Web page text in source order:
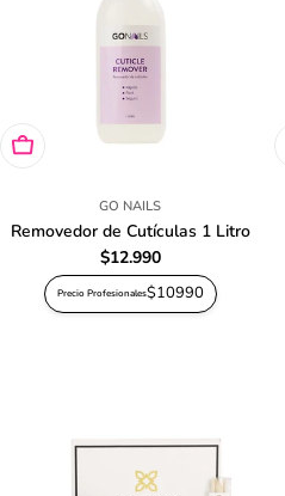
Agregar al carro
GO NAILS
Removedor de Cutículas 1 Litro
Precio
habitual
$12.990
Precio Profesionales$10990